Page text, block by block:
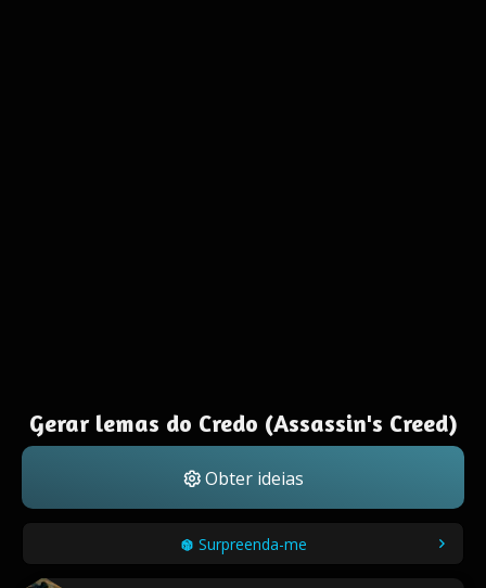
Gerar lemas do Credo (Assassin's Creed)
Obter ideias
Surpreenda-me